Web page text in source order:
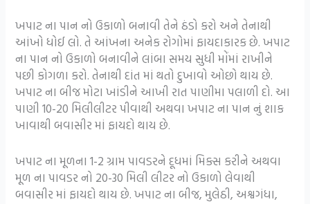
ખપાટ ના પાન નો ઉકાળો બનાવી તેને ઠંડો કરો અને તેનાથી
આંખો ધોઈ લો. તે આંખના અનેક રોગોમાં ફાયદાકારક છે. ખપાટ
ના પાન નો ઉકાળો બનાવીને લાંબા સમય સુધી મોંમાં રાખીને
પછી કોગળા કરો. તેનાથી દાંત માં થતો દુખાવો ઓછો થાય છે.
ખપાટ ના બીજ મોટા ખાંડીને આખી રાત પાણીમા પલાળી દો. આ
પાણી 10-20 મિલીલીટર પીવાથી અથવા ખપાટ ના પાન નું શાક
ખાવાથી બવાસીર માં ફાયદો થાય છે.
ખપાટ ના મૂળના 1-2 ગ્રામ પાવડરને દૂધમાં મિક્સ કરીને અથવા
મૂળ ના પાવડર નો 20-30 મિલી લીટર નો ઉકાળો લેવાથી
બવાસીર માં ફાયદો થાય છે. ખપાટ ના બીજ, મુલેઠી, અશ્વગંધા,